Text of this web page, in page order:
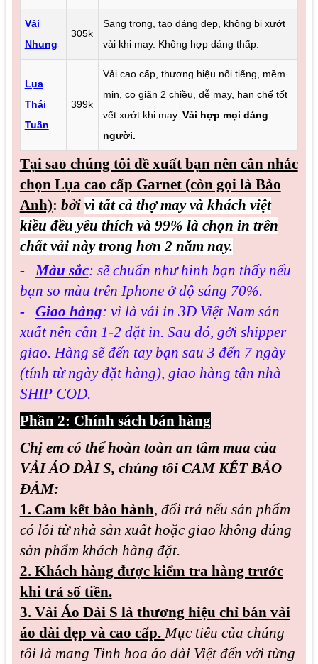
Vải
Nhung
305k
Sang trọng, tạo dáng đẹp, không bị xướt
vải khi may. Không hợp dáng thấp.
Lụa
Thái
Tuấn
399k
Vải cao cấp, thương hiệu nổi tiếng, mềm
mịn, co giãn 2 chiều, dễ may, hạn chế tốt
vết xướt khi may. Vải hợp mọi dáng
người.
Tại sao chúng tôi đề xuất bạn nên cân nhắc
chọn Lụa cao cấp Garnet (còn gọi là Bảo
Anh): bởi vì tất cả thợ may và khách việt
kiều đều yêu thích và 99% là chọn in trên
chất vải này trong hơn 2 năm nay.
- Màu sắc: sẽ chuẩn như hình bạn thấy nếu
bạn so màu trên Iphone ở độ sáng 70%.
- Giao hàng: vì là vải in 3D Việt Nam sản
xuất nên cần 1-2 đặt in. Sau đó, gởi shipper
giao. Hàng sẽ đến tay bạn sau 3 đến 7 ngày
(tính từ ngày đặt hàng), giao hàng tận nhà
SHIP COD.
Phần 2: Chính sách bán hàng
Chị em có thể hoàn toàn an tâm mua của
VẢI ÁO DÀI S, chúng tôi CAM KẾT BẢO
ĐẢM:
1. Cam kết bảo hành, đổi trả nếu sản phẩm
có lỗi từ nhà sản xuất hoặc giao không đúng
sản phẩm khách hàng đặt.
2. Khách hàng được kiểm tra hàng trước
khi trả số tiền.
3. Vải Áo Dài S là thương hiệu chỉ bán vải
áo dài đẹp và cao cấp. Mục tiêu của chúng
tôi là mang Tinh hoa áo dài Việt đến với từng